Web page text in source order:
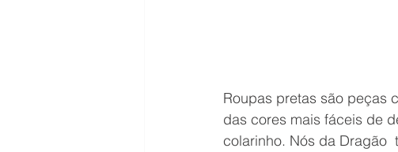
Roupas pretas são peças
das cores mais fáceis de
colarinho. Nós da Dragão